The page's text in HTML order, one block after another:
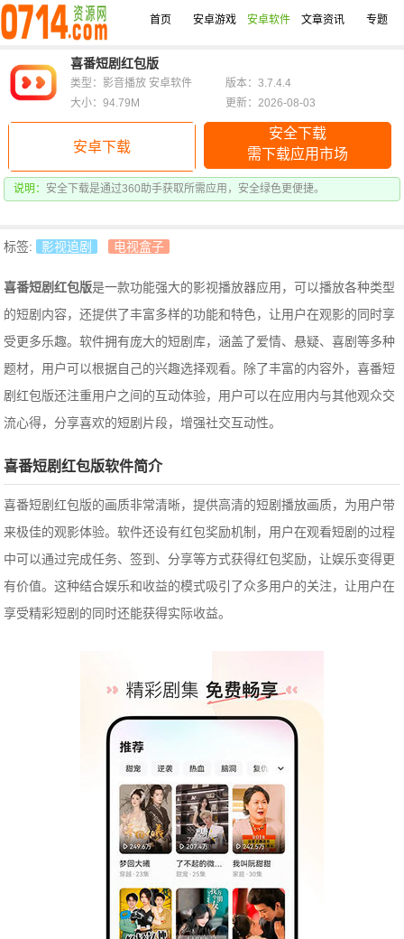
首页 安卓游戏 安卓软件 文章资讯 专题
喜番短剧红包版
安卓下载
安全下载
需下载应用市场
说明： 安全下载是通过360助手获取所需应用，安全绿色更便捷。
类型：影音播放 安卓软件
版本：3.7.4.4
大小：94.79M
更新：2026-08-03
标签: 影视追剧 电视盒子
喜番短剧红包版是一款功能强大的影视播放器应用，可以播放各种类型
的短剧内容，还提供了丰富多样的功能和特色，让用户在观影的同时享
受更多乐趣。软件拥有庞大的短剧库，涵盖了爱情、悬疑、喜剧等多种
题材，用户可以根据自己的兴趣选择观看。除了丰富的内容外，喜番短
剧红包版还注重用户之间的互动体验，用户可以在应用内与其他观众交
流心得，分享喜欢的短剧片段，增强社交互动性。
喜番短剧红包版软件简介
喜番短剧红包版的画质非常清晰，提供高清的短剧播放画质，为用户带
来极佳的观影体验。软件还设有红包奖励机制，用户在观看短剧的过程
中可以通过完成任务、签到、分享等方式获得红包奖励，让娱乐变得更
有价值。这种结合娱乐和收益的模式吸引了众多用户的关注，让用户在
享受精彩短剧的同时还能获得实际收益。